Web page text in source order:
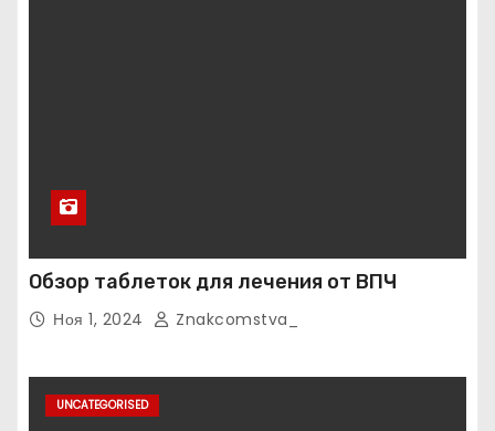
Обзор таблеток для лечения от ВПЧ
Ноя 1, 2024 Znakcomstva_
UNCATEGORISED